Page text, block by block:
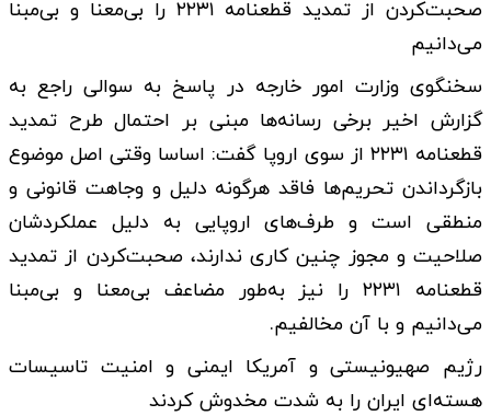
صحبت‌کردن از تمدید قطعنامه ۲۲۳۱ را بی‌معنا و بی‌مبنا
می‌دانیم
سخنگوی وزارت امور خارجه در پاسخ به سوالی راجع به
گزارش اخیر برخی رسانه‌ها مبنی بر احتمال طرح تمدید
قطعنامه ۲۲۳۱ از سوی اروپا گفت: اساسا وقتی اصل موضوع
بازگرداندن تحریم‌ها فاقد هرگونه دلیل و وجاهت قانونی و
منطقی است و طرف‌های اروپایی به دلیل عملکردشان
صلاحیت و مجوز چنین کاری ندارند، صحبت‌کردن از تمدید
قطعنامه ۲۲۳۱ را نیز به‌طور مضاعف بی‌معنا و بی‌مبنا
می‌دانیم و با آن مخالفیم.
رژیم صهیونیستی و آمریکا ایمنی و امنیت تاسیسات
هسته‌ای ایران را به شدت مخدوش کردند